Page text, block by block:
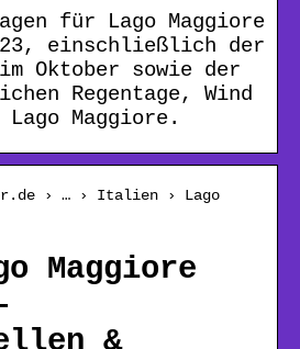
für Lago Maggiore
einschließlich der
Oktober sowie der
Regentage, Wind
Maggiore.
› … › Italien › Lago
Maggiore